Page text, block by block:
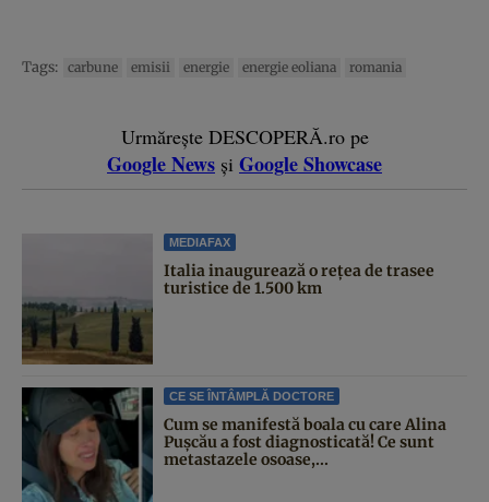
Tags: carbune emisii energie energie eoliana romania
Urmărește DESCOPERĂ.ro pe
Google News și Google Showcase
MEDIAFAX
Italia inaugurează o rețea de trasee
turistice de 1.500 km
CE SE ÎNTÂMPLĂ DOCTORE
Cum se manifestă boala cu care Alina
Pușcău a fost diagnosticată! Ce sunt
metastazele osoase,...